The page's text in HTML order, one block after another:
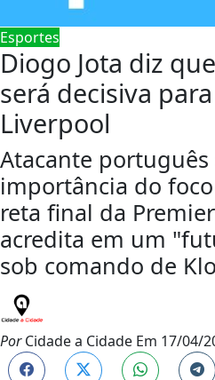
Esportes
Diogo Jota diz
será decisiva
Liverpool
Atacante português
importância do
reta final da
acredita em um
sob comando de
PorCidade a Cidade Em 17/04/